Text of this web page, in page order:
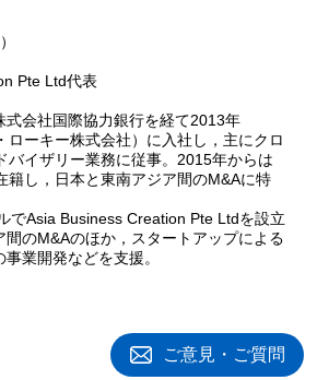
Pte Ltd代表
式会社国際協力銀行を経て2013年
ローキー株式会社）に入社し，主にクロ
バイザリー業務に従事。2015年からは
籍し，日本と東南アジア間のM&Aに特
でAsia Business Creation Pte Ltdを設立
間のM&Aのほか，スタートアップによる
業開発などを支援。
ご意見・ご質問